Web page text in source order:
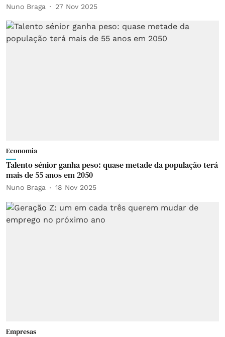
Nuno Braga 27 Nov 2025
Economia
Talento sénior ganha peso: quase metade da população terá
mais de 55 anos em 2050
Nuno Braga 18 Nov 2025
Empresas